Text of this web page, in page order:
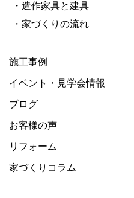
・造作家具と建具
・家づくりの流れ
施工事例
イベント・見学会情報
ブログ
お客様の声
リフォーム
家づくりコラム